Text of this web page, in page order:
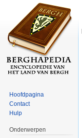
Hoofdpagina
Contact
Hulp
Onderwerpen